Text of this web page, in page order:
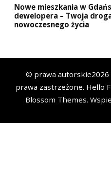
Nowe mieszkania w
dewelopera – Twoja
nowoczesnego życia
© prawa autorskie2026
prawa zastrzeżone. Hello
Blossom Themes.